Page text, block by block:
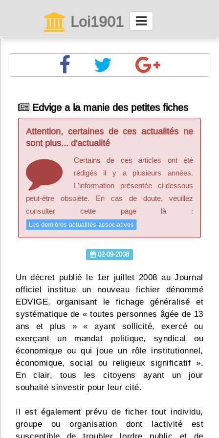
Loi1901
Menu général
ServiceAsso
Partager
VieAsso
Infos
Abo Lettrasso
Désabo Lettrasso
Nous contacter
Edvige a la manie des petites fiches
Attention, certaines de ces actualités ne
sont plus... d'actualité
Certains de ces articles ont été
rédigés il y a plusieurs années.
L'information présentée ci-dessous
peut-être obsolète. En cas de doute, veuillez
consulter cette page là :
Les dernières actualités associatives
02-09-2008
Un décret publié le 1er juillet 2008 au Journal
officiel institue un nouveau fichier dénommé
EDVIGE, organisant le fichage généralisé et
systématique de « toutes personnes âgée de 13
ans et plus » « ayant sollicité, exercé ou
exerçant un mandat politique, syndical ou
économique ou qui joue un rôle institutionnel,
économique, social ou religieux significatif ».
En clair, tous les citoyens ayant un jour
souhaité sinvestir pour leur cité.
Il est également prévu de ficher tout individu,
groupe ou organisation dont lactivité est